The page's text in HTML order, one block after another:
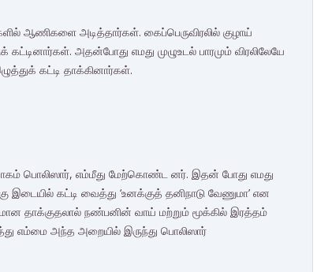
ஆணிகளை அடித்தார்கள். கைப்பெருவிரலில் குழாய்
அதன்போது எமது முழுஉடல் பாரமும் விரலிலேயே
கட்டி தாக்கினார்கள்.
பொலிஸார், எம்மீது மேற்கொண்ட னர். இதன் போது எமது
கட்டி வைத்து ‘உனக்குத் தனிநாடு வேணுமா’ என
தாக்குதலால் நண்பனின் வாய் மற்றும் மூக்கில் இரத்தம்
எம்மை அந்த அறையில் இருந்து பொலிஸார்